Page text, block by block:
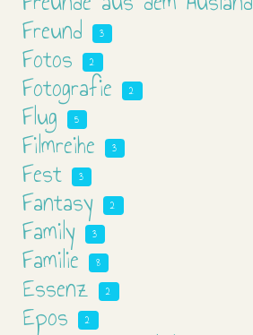
Freund 3
Fotos 2
Fotografie 2
Flug 5
Filmreihe 3
Fest 3
Fantasy 2
Family 3
Familie 8
Essenz 2
Epos 2